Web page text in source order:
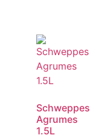
Schweppes
Agrumes
1.5L